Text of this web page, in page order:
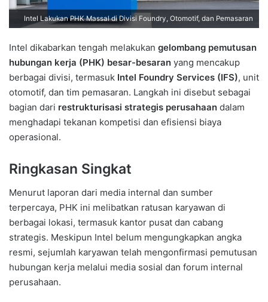
Intel Lakukan PHK Massal di Divisi Foundry, Otomotif, dan Pemasaran
Intel dikabarkan tengah melakukan gelombang pemutusan
hubungan kerja (PHK) besar-besaran yang mencakup
berbagai divisi, termasuk Intel Foundry Services (IFS), unit
otomotif, dan tim pemasaran. Langkah ini disebut sebagai
bagian dari restrukturisasi strategis perusahaan dalam
menghadapi tekanan kompetisi dan efisiensi biaya
operasional.
Ringkasan Singkat
Menurut laporan dari media internal dan sumber
terpercaya, PHK ini melibatkan ratusan karyawan di
berbagai lokasi, termasuk kantor pusat dan cabang
strategis. Meskipun Intel belum mengungkapkan angka
resmi, sejumlah karyawan telah mengonfirmasi pemutusan
hubungan kerja melalui media sosial dan forum internal
perusahaan.